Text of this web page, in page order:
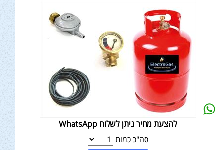
להצעת מחיר ניתן לשלוח WhatsApp
סה"כ כמות